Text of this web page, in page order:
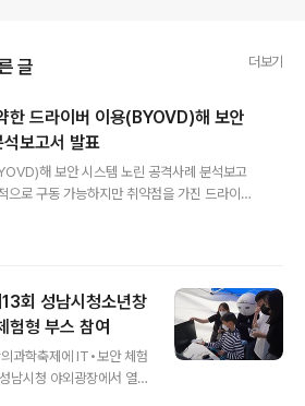
글 더보기
드라이버 이용(BYOVD)해 보안
보고서 발표
해 보안 시스템 노린 공격사례 분석보고
로 구동 가능하지만 취약점을 가진 드라이버
름: 최초 침투 후 ‘백도어(Backdoor)’ 악성코
조직의 보안담당자: ▲일반 사용자 환경에서는
록 보안 정책 설정 ▲공격 초도 단계 방어를
업데이트 ▲S..
회 성남시청소년창
험형 부스 참여
과학축제에 IT•보안 체험
남시청 야외광장에서 열